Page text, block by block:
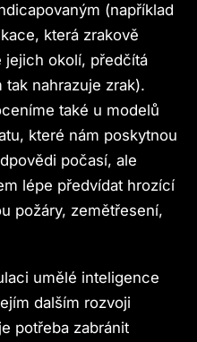
(například
která zrakově
jejich okolí, předčítá
nahrazuje zrak).
také u modelů
které nám poskytnou
počasí, ale
lépe předvídat hrozící
požáry, zemětřesení,
umělé inteligence
dalším rozvoji
potřeba zabránit